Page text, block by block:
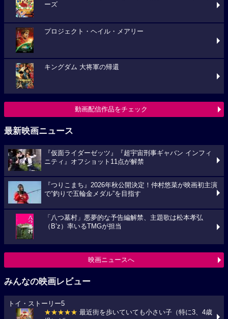
ーズ
プロジェクト・ヘイル・メアリー
キングダム 大将軍の帰還
動画配信作品をチェック
最新映画ニュース
『仮面ライダーゼッツ』『超宇宙刑事ギャバン インフィ
ニティ』オフショット11点が解禁
『つりこまち』2026年秋公開決定！仲村悠菜が映画初主演
で“釣りで五輪金メダル”を目指す
「八つ墓村」悪夢的な予告編解禁、主題歌は松本孝弘
（B’z）率いるTMGが担当
映画ニュースへ
みんなの映画レビュー
トイ・ストーリー5
★★★★★ 最近街を歩いていても小さい子（特に3、4歳